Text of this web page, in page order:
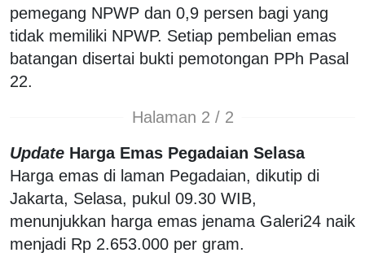
pemegang NPWP dan 0,9 persen bagi yang
tidak memiliki NPWP. Setiap pembelian emas
batangan disertai bukti pemotongan PPh Pasal
22.
Halaman 2 / 2
Update Harga Emas Pegadaian Selasa
Harga emas di laman Pegadaian, dikutip di
Jakarta, Selasa, pukul 09.30 WIB,
menunjukkan harga emas jenama Galeri24 naik
menjadi Rp 2.653.000 per gram.